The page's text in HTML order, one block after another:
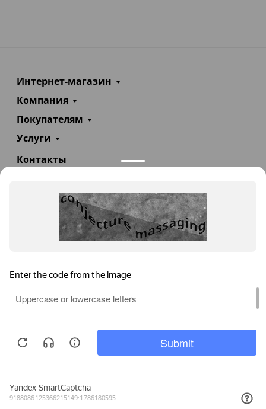
Каталог
Интернет-магазин
Компания
Покупателям
Услуги
Контакты
info@teploexpert.com
Пн—Сб 09:00 – 18:00
TeploExpert.com © 2008 - 2026 Оборудование для
систем отопления, водоснабжения, канализации